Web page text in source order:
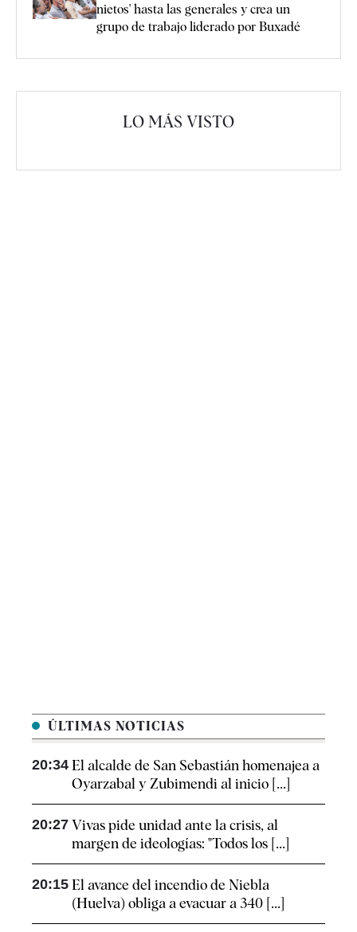
nietos' hasta las generales y crea un
grupo de trabajo liderado por Buxadé
LO MÁS VISTO
ÚLTIMAS NOTICIAS
20:34 El alcalde de San Sebastián homenajea a
Oyarzabal y Zubimendi al inicio [...]
20:27 Vivas pide unidad ante la crisis, al
margen de ideologías: "Todos los [...]
20:15 El avance del incendio de Niebla
(Huelva) obliga a evacuar a 340 [...]